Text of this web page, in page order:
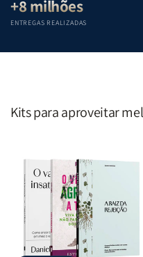
+8 milhões
ENTREGAS REALIZADAS
Kits para aproveitar